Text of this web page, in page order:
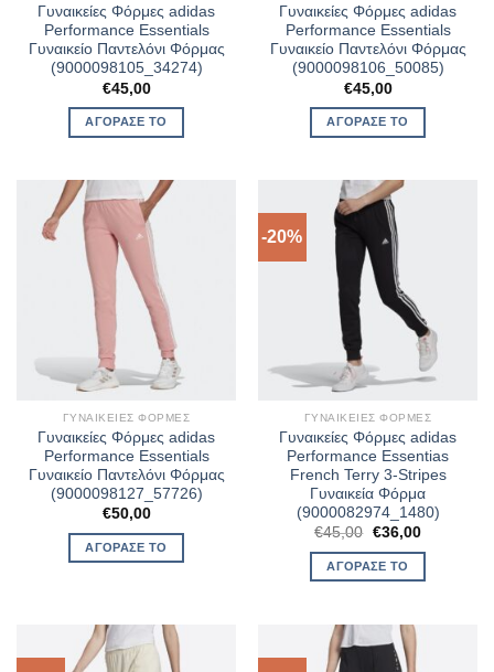
Γυναικείες Φόρμες adidas
Performance Essentials
Γυναικείο Παντελόνι Φόρμας
(9000098105_34274)
€45,00
ΑΓΌΡΑΣΈ ΤΟ
Γυναικείες Φόρμες adidas
Performance Essentials
Γυναικείο Παντελόνι Φόρμας
(9000098106_50085)
€45,00
ΑΓΌΡΑΣΈ ΤΟ
ΓΥΝΑΙΚΕΊΕΣ ΦΌΡΜΕΣ
Γυναικείες Φόρμες adidas
Performance Essentials
Γυναικείο Παντελόνι Φόρμας
(9000098127_57726)
€50,00
ΑΓΌΡΑΣΈ ΤΟ
-20%
ΓΥΝΑΙΚΕΊΕΣ ΦΌΡΜΕΣ
Γυναικείες Φόρμες adidas
Performance Essentias
French Terry 3-Stripes
Γυναικεία Φόρμα
(9000082974_1480)
€45,00 Original
was:
€45,00.
€36,00Η
ΑΓΌΡΑΣΈ ΤΟ